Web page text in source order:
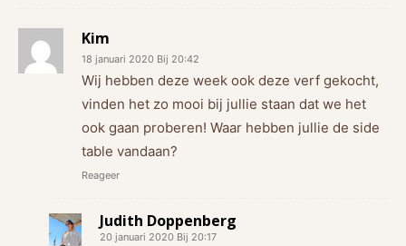
Kim
18 januari 2020 Bij 20:42
Wij hebben deze week ook deze verf gekocht,
vinden het zo mooi bij jullie staan dat we het
ook gaan proberen! Waar hebben jullie de side
table vandaan?
Reageer
Judith Doppenberg
20 januari 2020 Bij 20:17